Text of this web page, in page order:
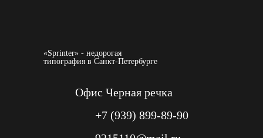
«Sprinter» - недорогая
типография в Санкт-Петербурге
Офис Черная речка
+7 (939) 899-89-90